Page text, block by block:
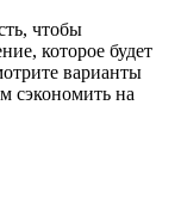
чтобы
которое будет
варианты
сэкономить на